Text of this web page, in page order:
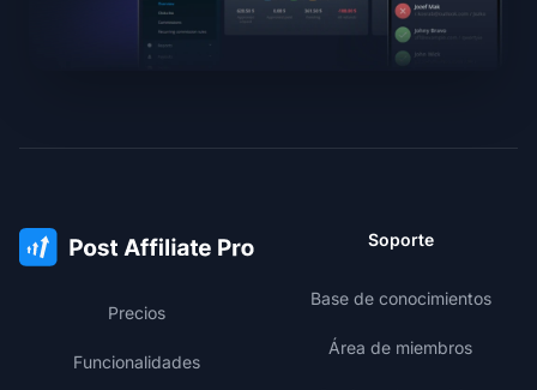
Precios
Funcionalidades
Soporte
Base de conocimientos
Área de miembros